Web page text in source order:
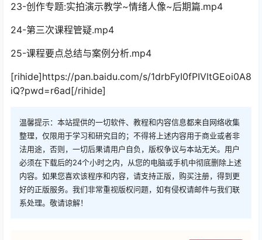
23-创作专题:实拍演示教学~情绪人像~后期篇.mp4
24-第三次课程管疑.mp4
25-课程要点总结与案例分析.mp4
[rihide]https://pan.baidu.com/s/1drbFyI0fPIVltGEoi0A8
iQ?pwd=r6ad[/rihide]
温馨提示：本站提供的一切软件、教程和内容信息都来自网络收集
整理，仅限用于学习和研究目的；不得将上述内容用于商业或者非
法用途，否则，一切后果请用户自负，版权争议与本站无关。用户
必须在下载后的24个小时之内，从您的电脑或手机中彻底删除上述
内容。如果您喜欢该程序和内容，请支持正版，购买注册，得到更
好的正版服务。我们非常重视版权问题，如有侵权请邮件与我们联
系处理。敬请谅解！